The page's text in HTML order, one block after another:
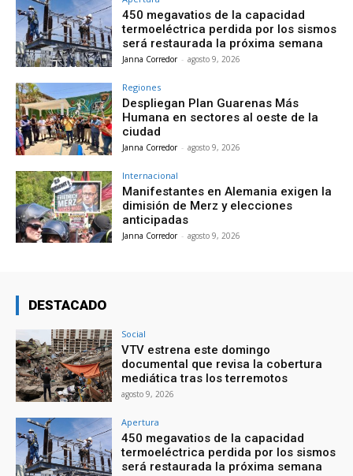
450 megavatios de la capacidad
termoeléctrica perdida por los sismos
será restaurada la próxima semana
Janna Corredor - agosto 9, 2026
Regiones
Despliegan Plan Guarenas Más
Humana en sectores al oeste de la
ciudad
Janna Corredor - agosto 9, 2026
Internacional
Manifestantes en Alemania exigen la
dimisión de Merz y elecciones
anticipadas
Janna Corredor - agosto 9, 2026
DESTACADO
Social
VTV estrena este domingo
documental que revisa la cobertura
mediática tras los terremotos
agosto 9, 2026
Apertura
450 megavatios de la capacidad
termoeléctrica perdida por los sismos
será restaurada la próxima semana